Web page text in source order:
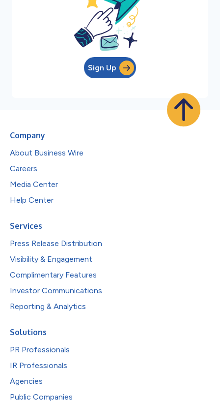
Sign Up
Company
About Business Wire
Careers
Media Center
Help Center
Services
Press Release Distribution
Visibility & Engagement
Complimentary Features
Investor Communications
Reporting & Analytics
Solutions
PR Professionals
IR Professionals
Agencies
Public Companies